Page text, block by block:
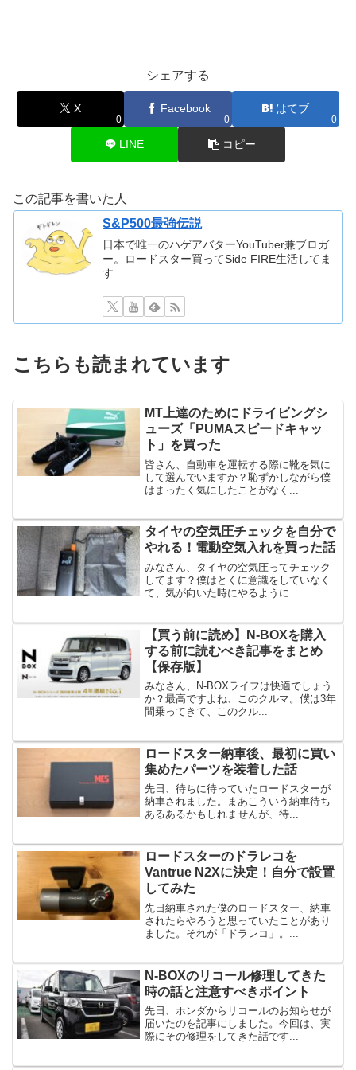
シェアする
X
0
Facebook
0
はてブ
0
LINE コピー
この記事を書いた人
S&P500最強伝説
日本で唯一のハゲアバターYouTuber兼ブロガ
ー。ロードスター買ってSide FIRE生活してま
す
こちらも読まれています
MT上達のためにドライビングシ
ューズ「PUMAスピードキャッ
ト」を買った
皆さん、自動車を運転する際に靴を気に
して選んでいますか？恥ずかしながら僕
はまったく気にしたことがなく...
タイヤの空気圧チェックを自分で
やれる！電動空気入れを買った話
みなさん、タイヤの空気圧ってチェック
してます？僕はとくに意識をしていなく
て、気が向いた時にやるように...
【買う前に読め】N-BOXを購入
する前に読むべき記事をまとめ
【保存版】
みなさん、N-BOXライフは快適でしょう
か？最高ですよね、このクルマ。僕は3年
間乗ってきて、このクル...
ロードスター納車後、最初に買い
集めたパーツを装着した話
先日、待ちに待っていたロードスターが
納車されました。まあこういう納車待ち
あるあるかもしれませんが、待...
ロードスターのドラレコを
Vantrue N2Xに決定！自分で設置
してみた
先日納車された僕のロードスター、納車
されたらやろうと思っていたことがあり
ました。それが「ドラレコ」。...
N-BOXのリコール修理してきた
時の話と注意すべきポイント
先日、ホンダからリコールのお知らせが
届いたのを記事にしました。今回は、実
際にその修理をしてきた話です...